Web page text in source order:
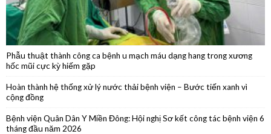
Phẫu thuật thành công ca bệnh u mạch máu dạng hang trong xương
hốc mũi cực kỳ hiếm gặp
Hoàn thành hệ thống xử lý nước thải bệnh viện – Bước tiến xanh vì
cộng đồng
Bệnh viện Quân Dân Y Miền Đông: Hội nghị Sơ kết công tác bệnh viện 6
tháng đầu năm 2026